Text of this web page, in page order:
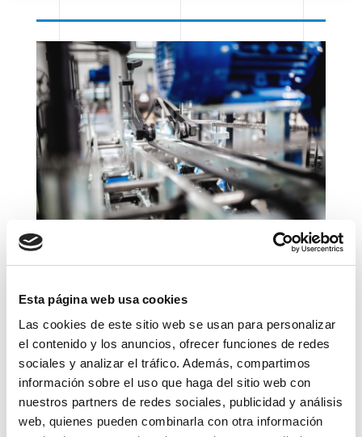
Esta página web usa cookies
Las cookies de este sitio web se usan para personalizar
el contenido y los anuncios, ofrecer funciones de redes
sociales y analizar el tráfico. Además, compartimos
información sobre el uso que haga del sitio web con
nuestros partners de redes sociales, publicidad y análisis
web, quienes pueden combinarla con otra información